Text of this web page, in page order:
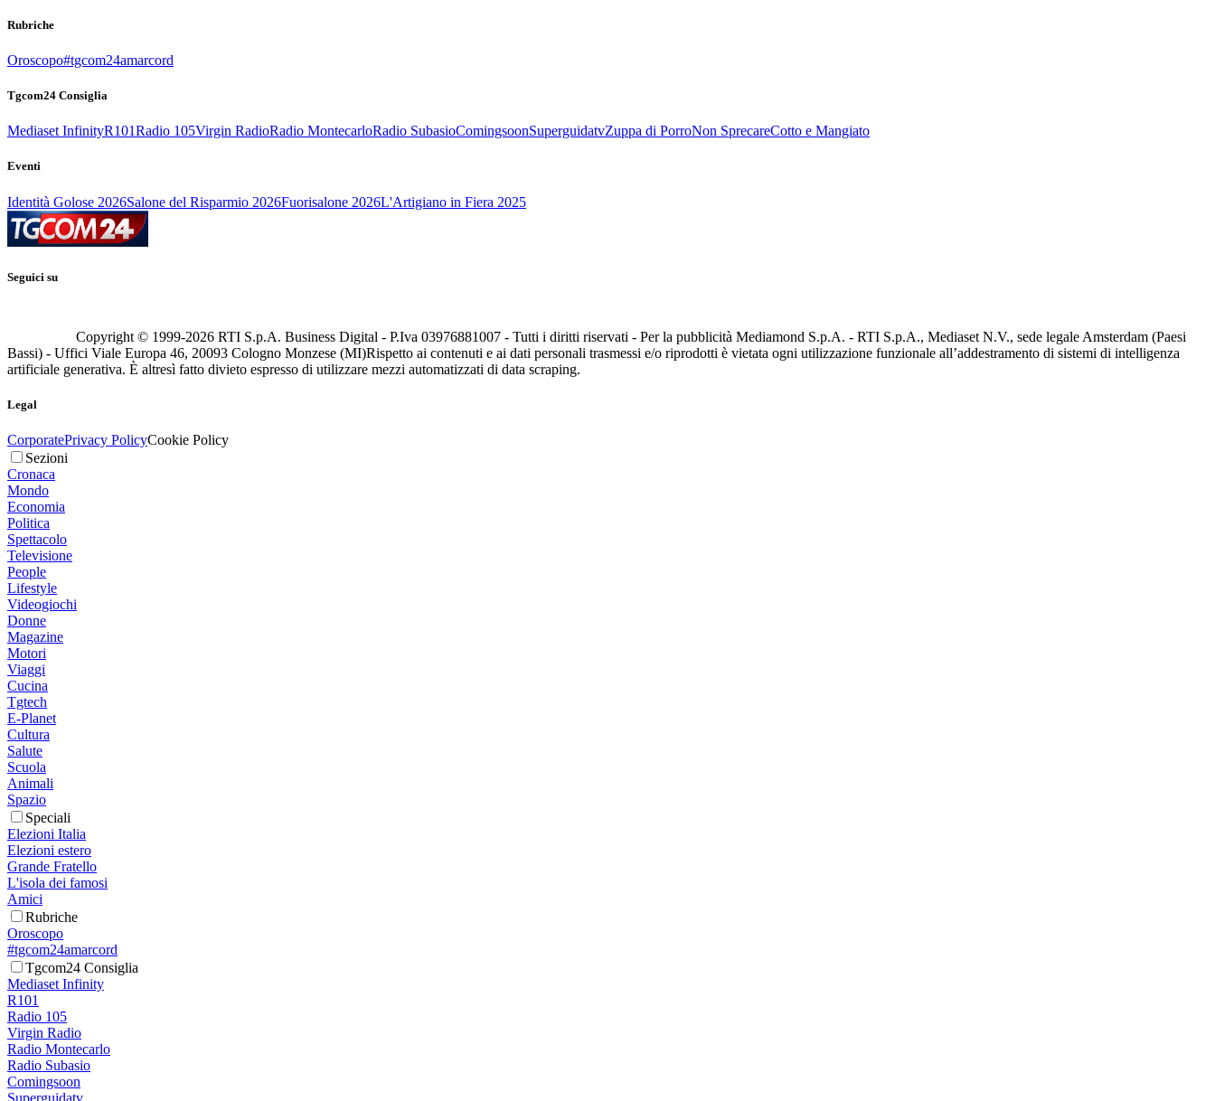
Rubriche
Oroscopo#tgcom24amarcord
Tgcom24 Consiglia
Mediaset InfinityR101Radio 105Virgin RadioRadio MontecarloRadio SubasioComingsoonSuperguidatvZuppa di PorroNon SprecareCotto e Mangiato
Eventi
Identità Golose 2026Salone del Risparmio 2026Fuorisalone 2026L'Artigiano in Fiera 2025
Seguici su
Copyright © 1999-2026 RTI S.p.A. Business Digital - P.Iva 03976881007 - Tutti i diritti riservati - Per la pubblicità Mediamond S.p.A. - RTI S.p.A., Mediaset N.V., sede legale Amsterdam (Paesi
Bassi) - Uffici Viale Europa 46, 20093 Cologno Monzese (MI)Rispetto ai contenuti e ai dati personali trasmessi e/o riprodotti è vietata ogni utilizzazione funzionale all’addestramento di sistemi di intelligenza
artificiale generativa. È altresì fatto divieto espresso di utilizzare mezzi automatizzati di data scraping.
Legal
CorporatePrivacy PolicyCookie Policy
Sezioni
Cronaca
Mondo
Economia
Politica
Spettacolo
Televisione
People
Lifestyle
Videogiochi
Donne
Magazine
Motori
Viaggi
Cucina
Tgtech
E-Planet
Cultura
Salute
Scuola
Animali
Spazio
Speciali
Elezioni Italia
Elezioni estero
Grande Fratello
L'isola dei famosi
Amici
Rubriche
Oroscopo
#tgcom24amarcord
Tgcom24 Consiglia
Mediaset Infinity
R101
Radio 105
Virgin Radio
Radio Montecarlo
Radio Subasio
Comingsoon